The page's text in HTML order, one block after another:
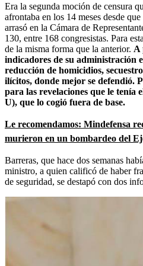
Era la segunda moción de censura
afrontaba en los 14 meses desde
arrasó en la Cámara de
130, entre 168 congresistas. Para
de la misma forma que la anterior. A
indicadores de su administración
reducción de homicidios,
ilícitos, donde mejor se defendió.
para las revelaciones que le tenía
U), que lo cogió fuera de base.
Le recomendamos: Mindefensa
murieron en un bombardeo del
Barreras, que hace dos semanas
ministro, a quien calificó de haber
de seguridad, se destapó con dos